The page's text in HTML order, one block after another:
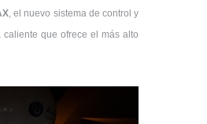
, el nuevo sistema de control y
caliente que ofrece el más alto